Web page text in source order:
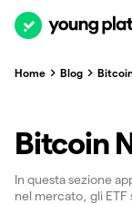
Home Blog
Bitcoin
In questa sezione
nel mercato, gli